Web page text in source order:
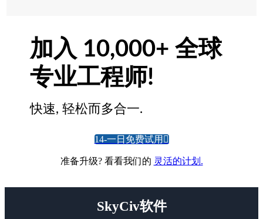
加入 10,000+ 全球
专业工程师!
快速, 轻松而多合一.
14-一日免费试用
准备升级? 看看我们的 灵活的计划.
SkyCiv软件